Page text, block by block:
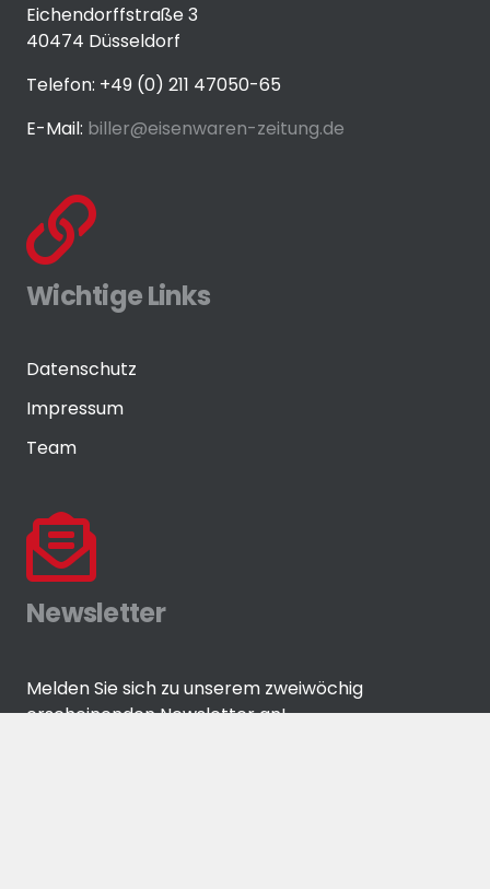
Eichendorffstraße 3
40474 Düsseldorf
Telefon: +49 (0) 211 47050-65
E-Mail: biller@eisenwaren-zeitung.de
Wichtige Links
Datenschutz
Impressum
Team
Newsletter
Melden Sie sich zu unserem zweiwöchig
erscheinenden Newsletter an!